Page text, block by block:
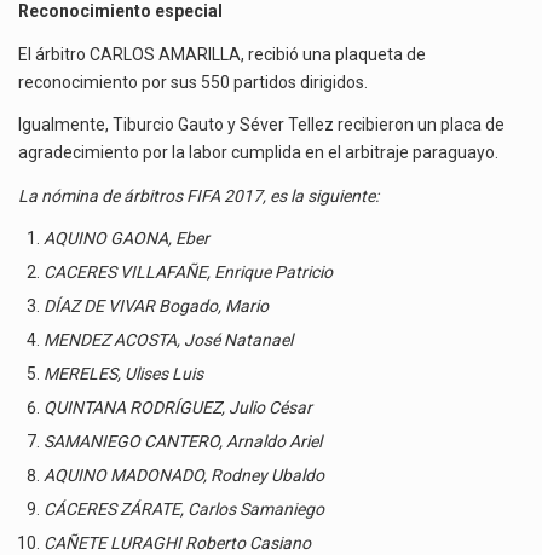
Reconocimiento especial
El árbitro CARLOS AMARILLA, recibió una plaqueta de
reconocimiento por sus 550 partidos dirigidos.
Igualmente, Tiburcio Gauto y Séver Tellez recibieron un placa de
agradecimiento por la labor cumplida en el arbitraje paraguayo.
La nómina de árbitros FIFA 2017, es la siguiente:
AQUINO GAONA, Eber
CACERES VILLAFAÑE, Enrique Patricio
DÍAZ DE VIVAR Bogado, Mario
MENDEZ ACOSTA, José Natanael
MERELES, Ulises Luis
QUINTANA RODRÍGUEZ, Julio César
SAMANIEGO CANTERO, Arnaldo Ariel
AQUINO MADONADO, Rodney Ubaldo
CÁCERES ZÁRATE, Carlos Samaniego
CAÑETE LURAGHI Roberto Casiano